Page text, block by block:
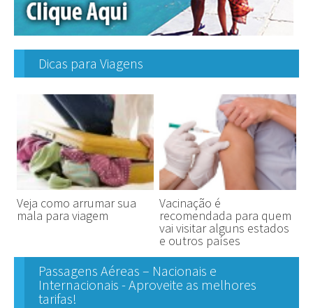
Dicas para Viagens
Veja como arrumar sua
mala para viagem
Vacinação é
recomendada para quem
vai visitar alguns estados
e outros países
Passagens Aéreas – Nacionais e
Internacionais - Aproveite as melhores
tarifas!